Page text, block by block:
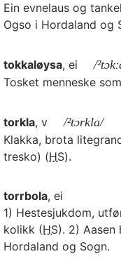
Ein evnelaus og
Ogso i Hordaland og
tokkaløysa, ei /
Tosket menneske
torkla, v
/²tɔrkla/
Klakka, brota
tresko) (HS).
torrbola, ei
1) Hestesjukdom,
kolikk (HS). 2)
Hordaland og Sogn.